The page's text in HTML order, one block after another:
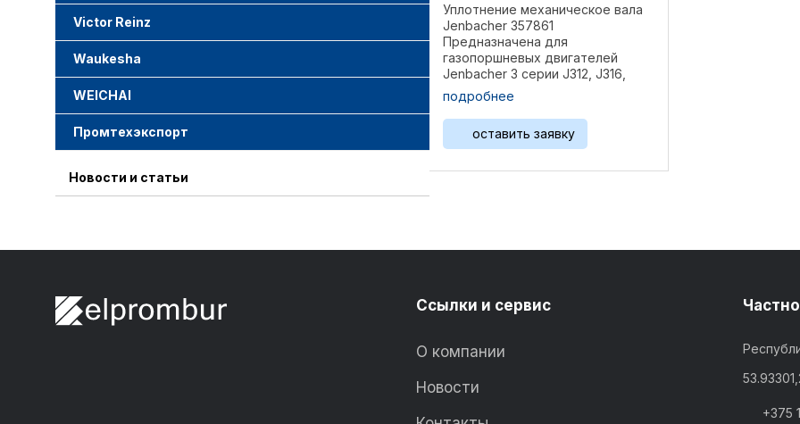
Victor Reinz
Waukesha
WEICHAI
Промтехэкспорт
Новости и статьи
Уплотнение механическое вала
Jenbacher 357861
Предназначена для
газопоршневых двигателей
Jenbacher 3 серии J312, J316,
J320 Спецификация: Размеры 43
мм х 28 мм Вес 0,11 ...
подробнее
оставить заявку
Ссылки и сервис
О компании
Новости
+375